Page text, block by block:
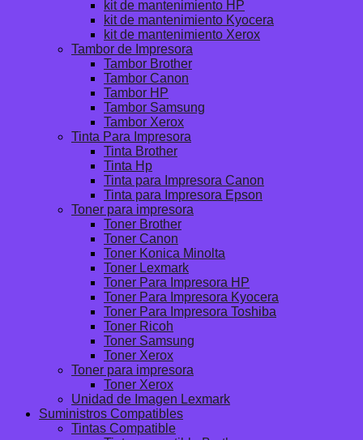
kit de mantenimiento HP
kit de mantenimiento Kyocera
kit de mantenimiento Xerox
Tambor de Impresora
Tambor Brother
Tambor Canon
Tambor HP
Tambor Samsung
Tambor Xerox
Tinta Para Impresora
Tinta Brother
Tinta Hp
Tinta para Impresora Canon
Tinta para Impresora Epson
Toner para impresora
Toner Brother
Toner Canon
Toner Konica Minolta
Toner Lexmark
Toner Para Impresora HP
Toner Para Impresora Kyocera
Toner Para Impresora Toshiba
Toner Ricoh
Toner Samsung
Toner Xerox
Toner para impresora
Toner Xerox
Unidad de Imagen Lexmark
Suministros Compatibles
Tintas Compatible